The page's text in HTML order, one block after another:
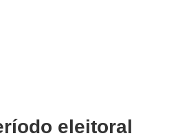
eleitoral